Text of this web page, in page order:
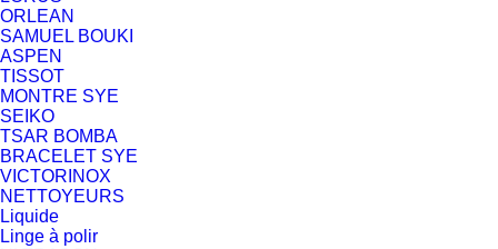
ORLEAN
SAMUEL BOUKI
ASPEN
TISSOT
MONTRE SYE
SEIKO
TSAR BOMBA
BRACELET SYE
VICTORINOX
NETTOYEURS
Liquide
Linge à polir